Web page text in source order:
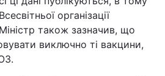
організації
також зазначив, що
виключно ті вакцини,